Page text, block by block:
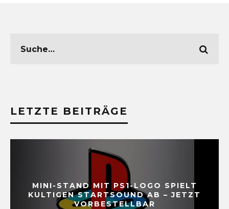
LETZTE BEITRÄGE
MINI-STAND MIT PS1-LOGO SPIELT
KULTIGEN STARTSOUND AB – JETZT
VORBESTELLBAR